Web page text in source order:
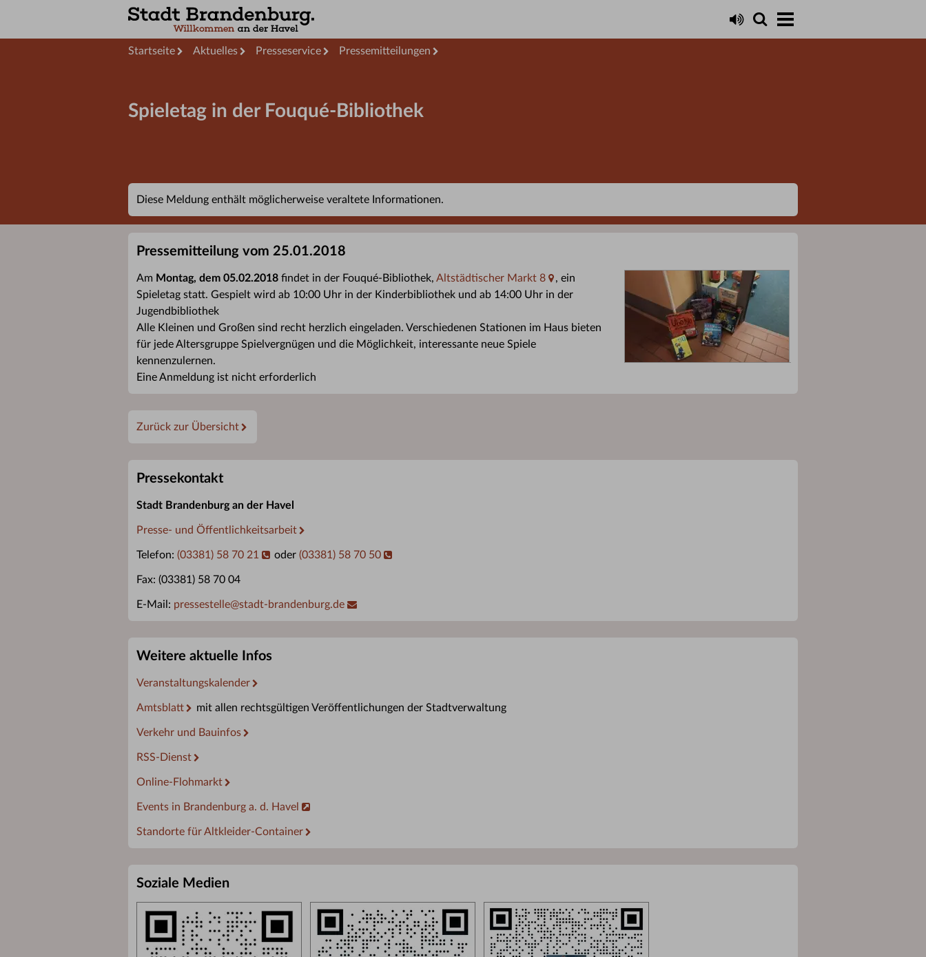
Startseite Aktuelles Presseservice Pressemitteilungen
Spieletag in der Fouqué-Bibliothek
Diese Meldung enthält möglicherweise veraltete Informationen.
Pressemitteilung vom 25.01.2018
Am Montag, dem 05.02.2018 findet in der Fouqué-Bibliothek, Altstädtischer Markt 8
, ein
Spieletag statt. Gespielt wird ab 10:00 Uhr in der Kinderbibliothek und ab 14:00 Uhr in der
Jugendbibliothek
Alle Kleinen und Großen sind recht herzlich eingeladen. Verschiedenen Stationen im Haus bieten
für jede Altersgruppe Spielvergnügen und die Möglichkeit, interessante neue Spiele
kennenzulernen.
Eine Anmeldung ist nicht erforderlich
Zurück zur Übersicht
Pressekontakt
Stadt Brandenburg an der Havel
Presse- und Öffentlichkeitsarbeit
Telefon: (03381) 58 70 21 oder (03381) 58 70 50
Fax: (03381) 58 70 04
E-Mail: pressestelle@stadt-brandenburg.de
Weitere aktuelle Infos
Veranstaltungskalender
Amtsblatt mit allen rechtsgültigen Veröffentlichungen der Stadtverwaltung
Verkehr und Bauinfos
RSS-Dienst
Online-Flohmarkt
Events in Brandenburg a. d. Havel
Standorte für Altkleider-Container
Soziale Medien